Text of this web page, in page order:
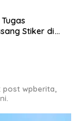
Stiker di
wpberita,